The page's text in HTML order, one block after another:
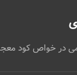
درخواص کود